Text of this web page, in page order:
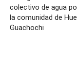
colectivo de agua
la comunidad de
Guachochi